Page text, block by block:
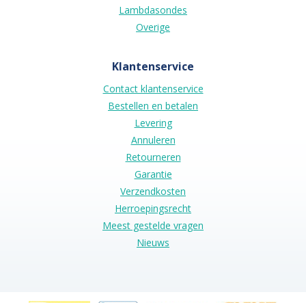
Lambdasondes
Overige
Klantenservice
Contact klantenservice
Bestellen en betalen
Levering
Annuleren
Retourneren
Garantie
Verzendkosten
Herroepingsrecht
Meest gestelde vragen
Nieuws